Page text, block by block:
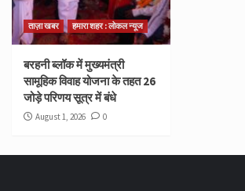
ताज़ा खबर हमारा शहर : लोकल न्यूज
बरहनी ब्लॉक में मुख्यमंत्री
सामूहिक विवाह योजना के तहत 26
जोड़े परिणय सूत्र में बंधे
August 1, 2026 0